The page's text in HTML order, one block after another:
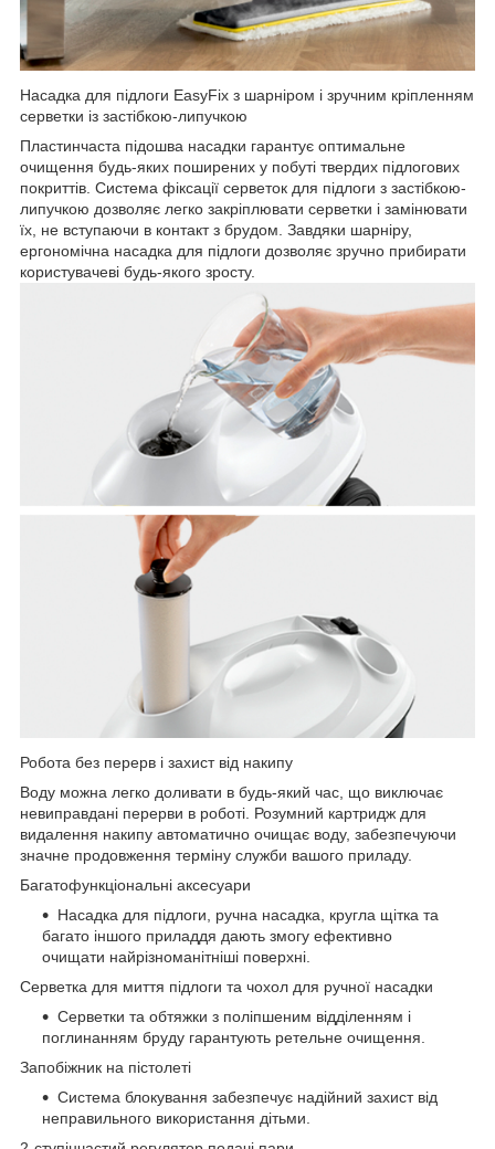
Насадка для підлоги EasyFix з шарніром і зручним кріпленням
серветки із застібкою-липучкою
Пластинчаста підошва насадки гарантує оптимальне
очищення будь-яких поширених у побуті твердих підлогових
покриттів. Система фіксації серветок для підлоги з застібкою-
липучкою дозволяє легко закріплювати серветки і замінювати
їх, не вступаючи в контакт з брудом. Завдяки шарніру,
ергономічна насадка для підлоги дозволяє зручно прибирати
користувачеві будь-якого зросту.
Робота без перерв і захист від накипу
Воду можна легко доливати в будь-який час, що виключає
невиправдані перерви в роботі. Розумний картридж для
видалення накипу автоматично очищає воду, забезпечуючи
значне продовження терміну служби вашого приладу.
Багатофункціональні аксесуари
Насадка для підлоги, ручна насадка, кругла щітка та
багато іншого приладдя дають змогу ефективно
очищати найрізноманітніші поверхні.
Серветка для миття підлоги та чохол для ручної насадки
Серветки та обтяжки з поліпшеним відділенням і
поглинанням бруду гарантують ретельне очищення.
Запобіжник на пістолеті
Система блокування забезпечує надійний захист від
неправильного використання дітьми.